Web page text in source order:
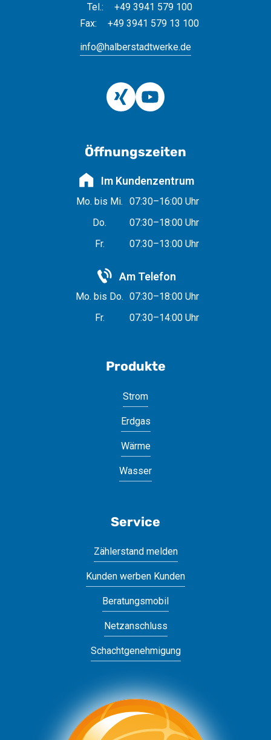
Tel.:
+49 3941 579 100
Fax:
+49 3941 579 13 100
info@halberstadtwerke.de
Öffnungszeiten
Im Kundenzentrum
Mo. bis Mi.
07:30–16:00 Uhr
Do.
07:30–18:00 Uhr
Fr.
07:30–13:00 Uhr
Am Telefon
Mo. bis Do. 07:30–18:00 Uhr
Fr.
07:30–14:00 Uhr
Produkte
Strom
Erdgas
Wärme
Wasser
Service
Zählerstand melden
Kunden werben Kunden
Beratungsmobil
Netzanschluss
Schachtgenehmigung